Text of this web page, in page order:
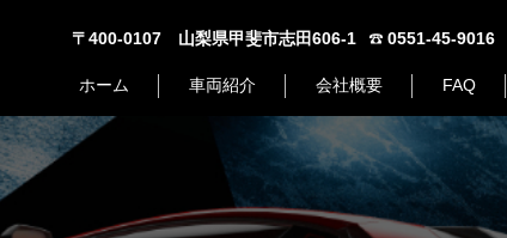
〒400-0107 山梨県甲斐市志田606-1 0551-45-9016
ホーム 車両紹介 会社概要 FAQ